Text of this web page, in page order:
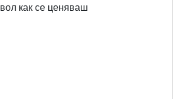
как се ценяваш